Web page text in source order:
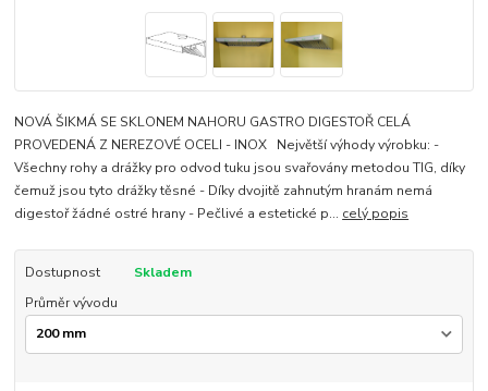
NOVÁ ŠIKMÁ SE SKLONEM NAHORU GASTRO DIGESTOŘ CELÁ
PROVEDENÁ Z NEREZOVÉ OCELI - INOX Největší výhody výrobku: -
Všechny rohy a drážky pro odvod tuku jsou svařovány metodou TIG, díky
čemuž jsou tyto drážky těsné - Díky dvojitě zahnutým hranám nemá
digestoř žádné ostré hrany - Pečlivé a estetické p... celý popis
Dostupnost
Skladem
Průměr vývodu